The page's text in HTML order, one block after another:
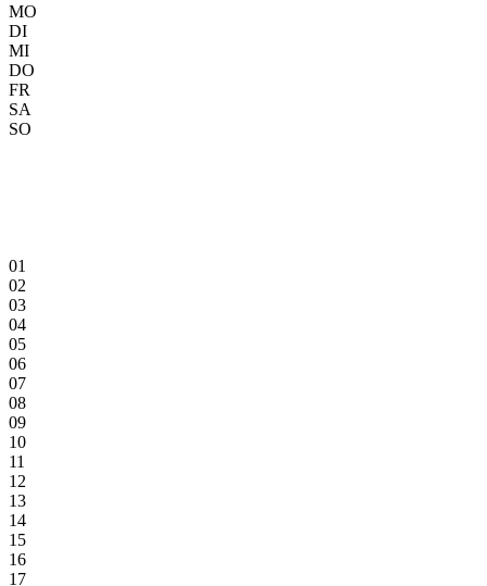
MO
DI
MI
DO
FR
SA
SO
01
02
03
04
05
06
07
08
09
10
11
12
13
14
15
16
17